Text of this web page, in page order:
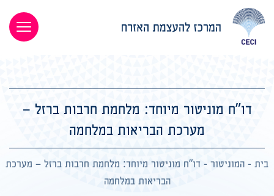
דו”ח מוניטור מיוחד: מלחמת חרבות ברזל –
מערכת הבריאות במלחמה
בית - המוניטור - דו”ח מוניטור מיוחד: מלחמת חרבות ברזל – מערכת
הבריאות במלחמה